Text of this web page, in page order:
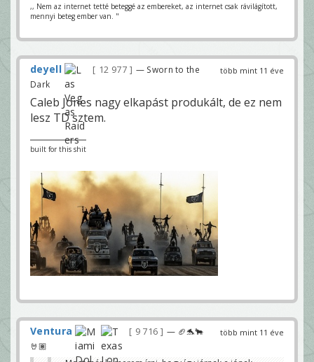
,, Nem az internet tetté beteggé az embereket, az internet csak rávilágított,
mennyi beteg ember van. "
több mint 11 éve
deyell 12 977
— Sworn to the
Dark
Caleb Jones nagy elkapást produkált, de ez nem
lesz TD sztem.
built for this shit
több mint 11 éve
Ventura 9 716
— 🏈🐬🐂
🤘🏽